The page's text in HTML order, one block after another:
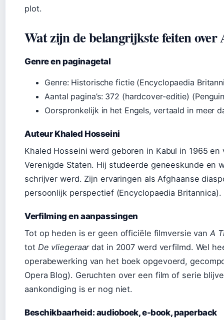
plot.
Wat zijn de belangrijkste feiten over
Genre en paginagetal
Genre: Historische fictie (Encyclopaedia
Aantal pagina’s: 372 (hardcover-editie)
Oorspronkelijk in het Engels, vertaald in meer
Auteur Khaled Hosseini
Khaled Hosseini werd geboren in Kabul in 1965
Verenigde Staten. Hij studeerde geneeskunde en
schrijver werd. Zijn ervaringen als Afghaanse
persoonlijk perspectief (Encyclopaedia Britannica).
Verfilming en aanpassingen
Tot op heden is er geen officiële filmversie vanA
tot De vliegeraardat in 2007 werd verfilmd. Wel
operabewerking van het boek opgevoerd,
Opera Blog). Geruchten over een film of serie
aankondiging is er nog niet.
Beschikbaarheid: audioboek, e-book, paperback